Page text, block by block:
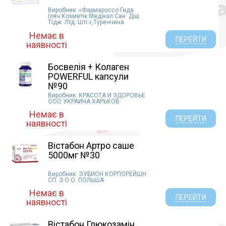
Виробник: «Фармароссо Гида
Іляч Козметік Медікал Сан. Діш
Тідж. Лтд. Шті.»,Туреччина
Немає в
наявності
ПЕРЕЙТИ
Босвелія + Колаген
POWERFUL капсули
№90
Виробник: КРАСОТА И ЗДОРОВЬЕ
ООО УКРАИНА ХАРЬКОВ
Немає в
наявності
ПЕРЕЙТИ
Вістабон Артро саше
5000мг №30
Виробник: ЭУБИОН КОРПОРЕЙШН
СП. З.О.О. ПОЛЬША
Немає в
наявності
ПЕРЕЙТИ